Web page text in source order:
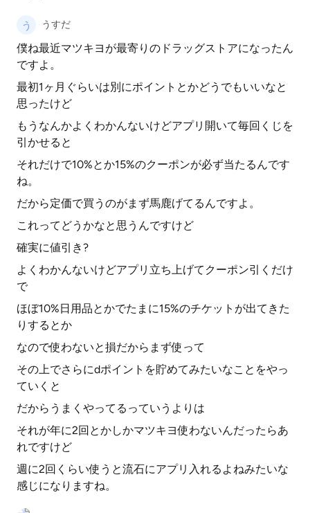
うすだ
僕ね最近マツキヨが最寄りのドラッグストアになったん
ですよ。
最初1ヶ月ぐらいは別にポイントとかどうでもいいなと
思ったけど
もうなんかよくわかんないけどアプリ開いて毎回くじを
引かせると
それだけで10%とか15%のクーポンが必ず当たるんです
ね。
だから定価で買うのがまず馬鹿げてるんですよ。
これってどうかなと思うんですけど
確実に値引き?
よくわかんないけどアプリ立ち上げてクーポン引くだけ
で
ほぼ10%日用品とかでたまに15%のチケットが出てきた
りするとか
なので使わないと損だからまず使って
その上でさらにdポイントを貯めてみたいなことをやっ
ていくと
だからうまくやってるっていうよりは
それが年に2回とかしかマツキヨ使わないんだったらあ
れですけど
週に2回くらい使うと流石にアプリ入れるよねみたいな
感じになりますね。